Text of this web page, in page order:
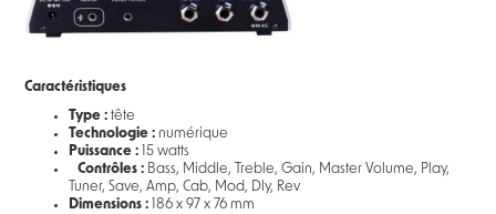
Caractéristiques
Type :tête
Technologie :numérique
Puissance : 15 watts
Contrôles : Bass, Middle, Treble, Gain, Master Volume, Play,
Tuner, Save, Amp, Cab, Mod, Dly, Rev
Dimensions : 186 x 97 x 76 mm